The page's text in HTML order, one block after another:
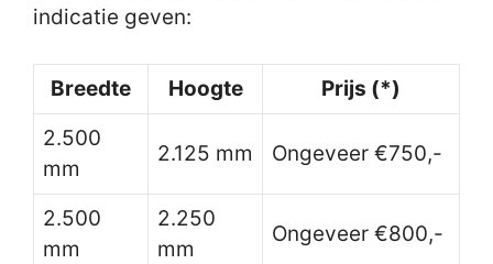
indicatie geven:
Breedte Hoogte
Prijs (*)
2.500
mm
2.125 mm Ongeveer €750,-
2.500
mm
2.250
mm
Ongeveer €800,-